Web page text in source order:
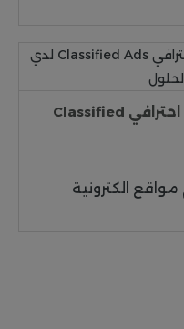
تصميم موقع اعلانات مبوبة احترافي Classified
الكترونية